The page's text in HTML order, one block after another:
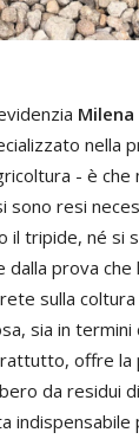
Milena
nella
- è che
sono resi
il tripide, né si
dalla prova che
sulla coltura
sia in termini
offre la
da residui
indispensabile